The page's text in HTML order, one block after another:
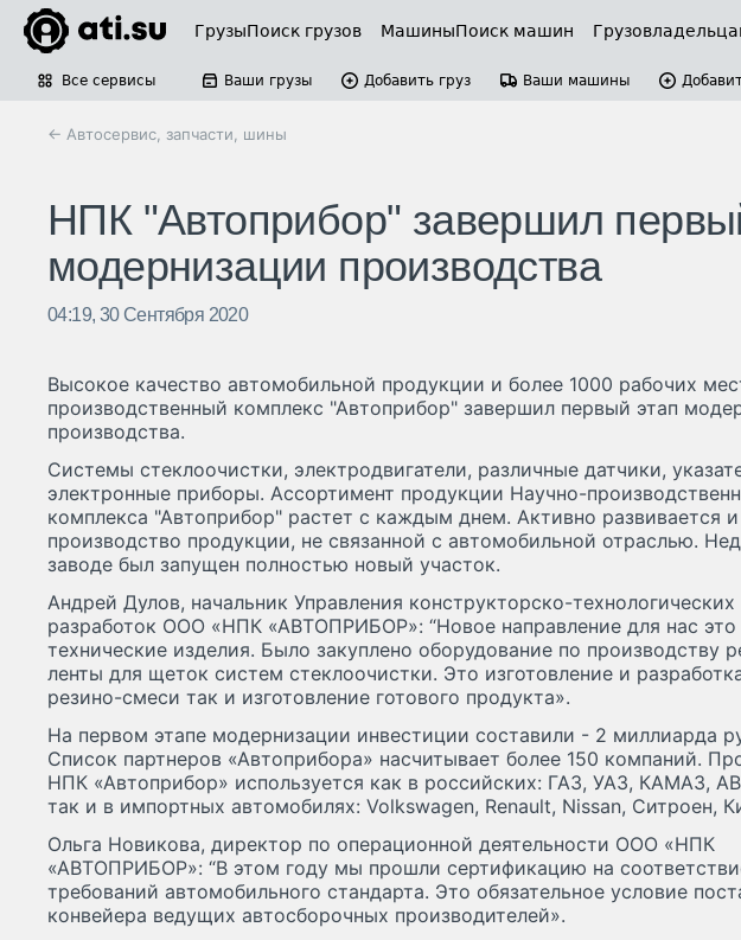
ГрузыПоиск грузов МашиныПоиск машин
Все сервисы Ваши грузы Добавить груз Ваши машины
← Автосервис, запчасти, шины
НПК "Автоприбор" завершил
модернизации производства
04:19, 30 Сентября 2020
Высокое качество автомобильной продукции и более 1000 рабочих
производственный комплекс "Автоприбор" завершил первый этап
производства.
Системы стеклоочистки, электродвигатели, различные датчики,
электронные приборы. Ассортимент продукции Научно-
комплекса "Автоприбор" растет с каждым днем. Активно развивается и
производство продукции, не связанной с автомобильной отраслью.
заводе был запущен полностью новый участок.
Андрей Дулов, начальник Управления конструкторско-технологических
разработок ООО «НПК «АВТОПРИБОР»: “Новое направление для нас это
технические изделия. Было закуплено оборудование по производству
ленты для щеток систем стеклоочистки. Это изготовление и
резино-смеси так и изготовление готового продукта».
На первом этапе модернизации инвестиции составили - 2 миллиарда
Список партнеров «Автоприбора» насчитывает более 150 компаний.
НПК «Автоприбор» используется как в российских: ГАЗ, УАЗ, КАМАЗ,
так и в импортных автомобилях: Volkswagen, Renault, Nissan, Ситроен,
Ольга Новикова, директор по операционной деятельности ООО «НПК
«АВТОПРИБОР»: “В этом году мы прошли сертификацию на
требований автомобильного стандарта. Это обязательное условие
конвейера ведущих автосборочных производителей».